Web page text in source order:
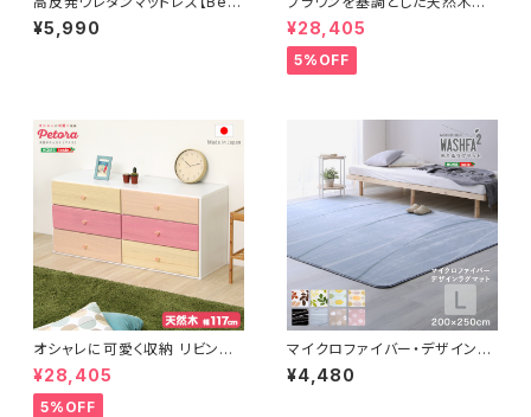
za5-ベレーザ・ファイブ-】(セミ
シングル) ORM-05SS
¥5,990
イチェスト 6段 幅60cm Loar
シリーズ 日本製・完成品｜Loar
-ロア- type1 SH-08-LR60
¥28,405
5%OFF
オシャレに可愛く収納 リビング
用ワイドチェスト 3段 幅117cm
天然木（桐）日本製｜petora-
ペトラ- SH-08-PTR117
¥28,405
5%OFF
マイクロファイバー・デザインラ
グマットLサイズ（200×250c
m）洗えるラグマット 【WASHFA
¥4,480